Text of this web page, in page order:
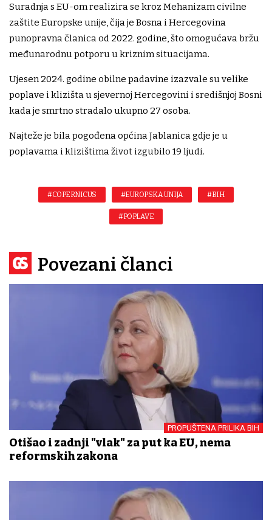
Suradnja s EU-om realizira se kroz Mehanizam civilne
zaštite Europske unije, čija je Bosna i Hercegovina
punopravna članica od 2022. godine, što omogućava bržu
međunarodnu potporu u kriznim situacijama.
Ujesen 2024. godine obilne padavine izazvale su velike
poplave i klizišta u sjevernoj Hercegovini i središnjoj Bosni
kada je smrtno stradalo ukupno 27 osoba.
Najteže je bila pogođena općina Jablanica gdje je u
poplavama i klizištima život izgubilo 19 ljudi.
#COPERNICUS #EUROPSKA UNIJA #BIH
#POPLAVE
Povezani članci
PROPUŠTENA PRILIKA BIH
Otišao i zadnji "vlak" za put ka EU, nema
reformskih zakona